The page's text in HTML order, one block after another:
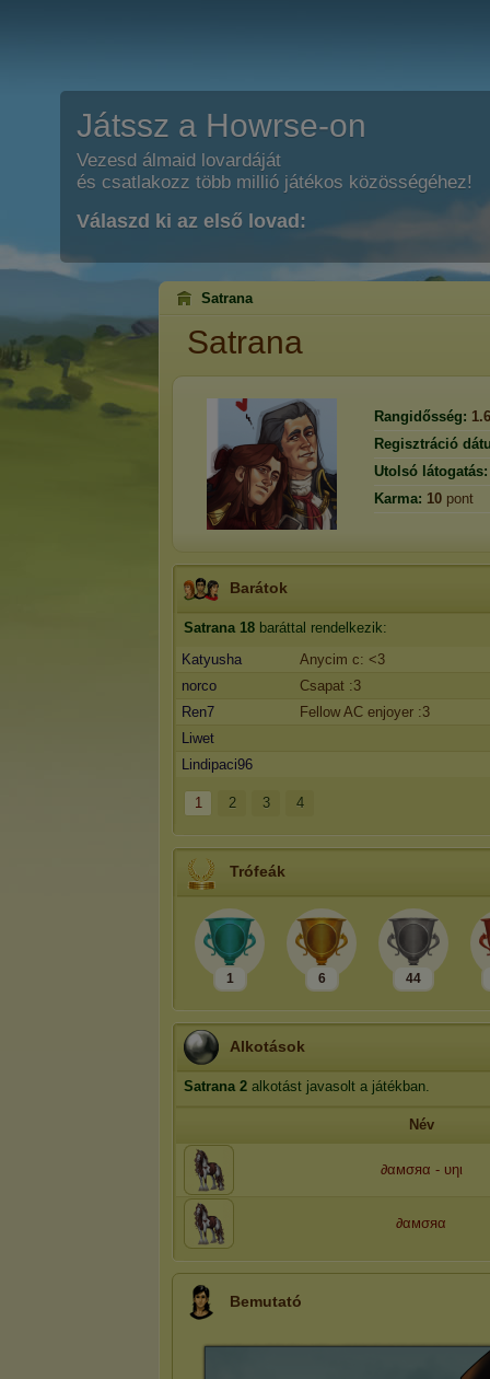
Játssz a Howrse-on
Vezesd álmaid lovardáját
és csatlakozz több millió játékos közösségéhez!
Válaszd ki az első lovad:
Satrana
Satrana
Rangidősség:
Regisztráció
Utolsó látogatás:
Karma: 10 pont
Barátok
Satrana 18 baráttal rendelkezik:
Katyusha
Anycim c: <3
norco
Csapat :3
Ren7
Fellow AC enjoyer :3
Liwet
Lindipaci96
1 2 3 4
Trófeák
1 6 44
Alkotások
Satrana 2 alkotást javasolt a játékban.
Név
∂αмσяα - υηι
∂αмσяα
Bemutató